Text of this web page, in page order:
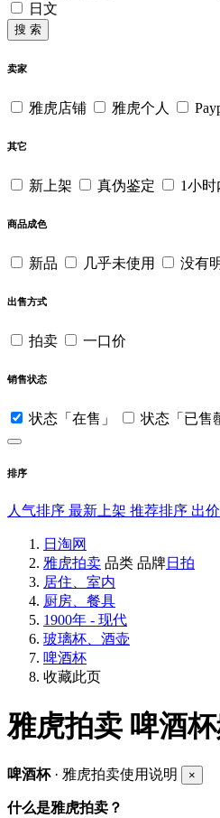
日文
搜 索
卖家
雅虎店铺 雅虎个人
其它
新上架 真伪鉴定 1小时
商品成色
新品 几乎未使用 没有
出售方式
拍卖 一口价
销售状态
状态「在售」 状态「已售
排序
人气排序 最新上架 推荐排序 出
日淘网
雅虎拍卖 品类 品牌日拍
居住、室内
厨房、餐具
1900年 - 现代
玻璃杯、酒壶
啤酒杯
收藏此页
雅虎拍卖 啤酒
啤酒杯· 雅虎拍卖使用说明 ×
什么是雅虎拍卖？